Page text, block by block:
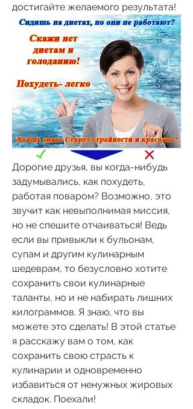
достигайте желаемого результата!
Дорогие друзья, вы когда-нибудь
задумывались, как похудеть,
работая поваром? Возможно, это
звучит как невыполнимая миссия,
но не спешите отчаиваться! Ведь
если вы привыкли к бульонам,
супам и другим кулинарным
шедеврам, то безусловно хотите
сохранить свои кулинарные
таланты, но и не набирать лишних
килограммов. Я знаю, что вы
можете это сделать! В этой статье
я расскажу вам о том, как
сохранить свою страсть к
кулинарии и одновременно
избавиться от ненужных жировых
складок. Поехали!